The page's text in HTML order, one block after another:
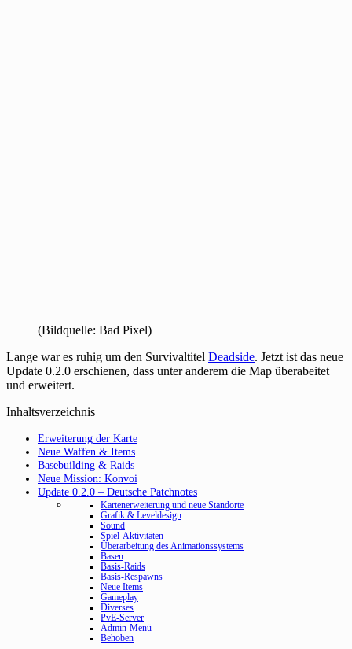
(Bildquelle: Bad Pixel)
Lange war es ruhig um den Survivaltitel Deadside. Jetzt ist das neue
Update 0.2.0 erschienen, dass unter anderem die Map überabeitet
und erweitert.
Inhaltsverzeichnis
Erweiterung der Karte
Neue Waffen & Items
Basebuilding & Raids
Neue Mission: Konvoi
Update 0.2.0 – Deutsche Patchnotes
Kartenerweiterung und neue Standorte
Grafik & Leveldesign
Sound
Spiel-Aktivitäten
Überarbeitung des Animationssystems
Basen
Basis-Raids
Basis-Respawns
Neue Items
Gameplay
Diverses
PvE-Server
Admin-Menü
Behoben